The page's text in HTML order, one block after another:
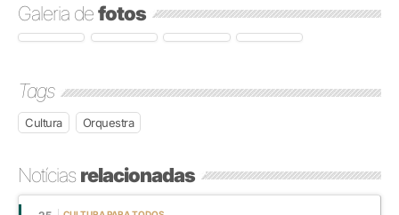
Galeria defotos
Tags
Cultura Orquestra
Notíciasrelacionadas